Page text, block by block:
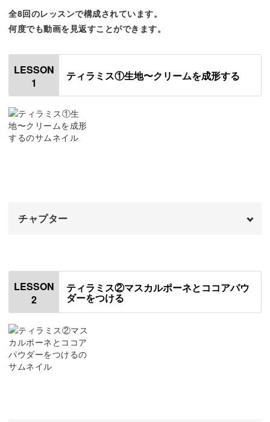
少しラフに作ることが、リアルなスイーツを表現するポイ
ントです。
どの部分に意識すればより本物のようになるか、細かなコ
ツをお教えしていきます。
今回ココアパウダーとして使うカラーサンドは、ココアと
は少し違った色味。
に変える方法があるんです。
全8回のレッスンで構成されています。
何度でも動画を見返すことができます。
LESSON
1
ティラミス①生地〜クリームを成形する
チャプター
はじめに
使用材料・道具
粘土を計量して生地を成形する
表面に質感をつける
LESSON
2
ティラミス②マスカルポーネとココアパウ
ダーをつける